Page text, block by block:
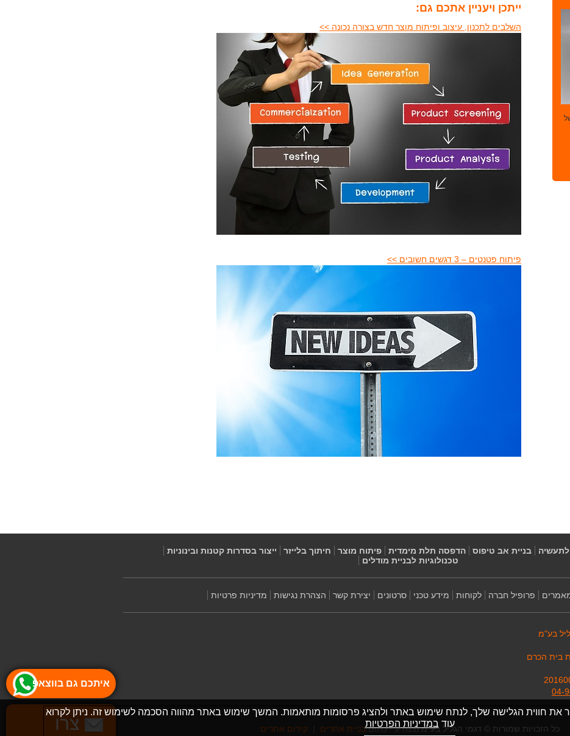
ייתכן ויעניין אתכם גם:
השלבים לתכנון, עיצוב ופיתוח מוצר חדש בצורה נכונה >>
פיתוח פטנטים – 3 דגשים חשובים >>
לתעשיה בניית אב טיפוס הדפסה תלת מימדית פיתוח מוצר חיתוך בלייזר
ייצור בסדרות קטנות ובינוניות
טכנולוגיות לבניית מודלים
פרופיל חברה לקוחות מידע טכני סרטונים יצירת קשר הצהרת נגישות מדיניות פרטיות
בע"מ
בית הכרם
04-
כל הזכויות שמורות © דגמי הגליל בע”מנבנה ע"י כתוםבניית אתרים קידום אתרים
איתכם גם בווצאפ
צרו
את חווית הגלישה שלך, לנתח שימוש באתר ולהציג פרסומות מותאמות. המשך שימוש באתר מהווה הסכמה לשימוש זה. ניתן לקרוא
עוד במדיניות הפרטיות